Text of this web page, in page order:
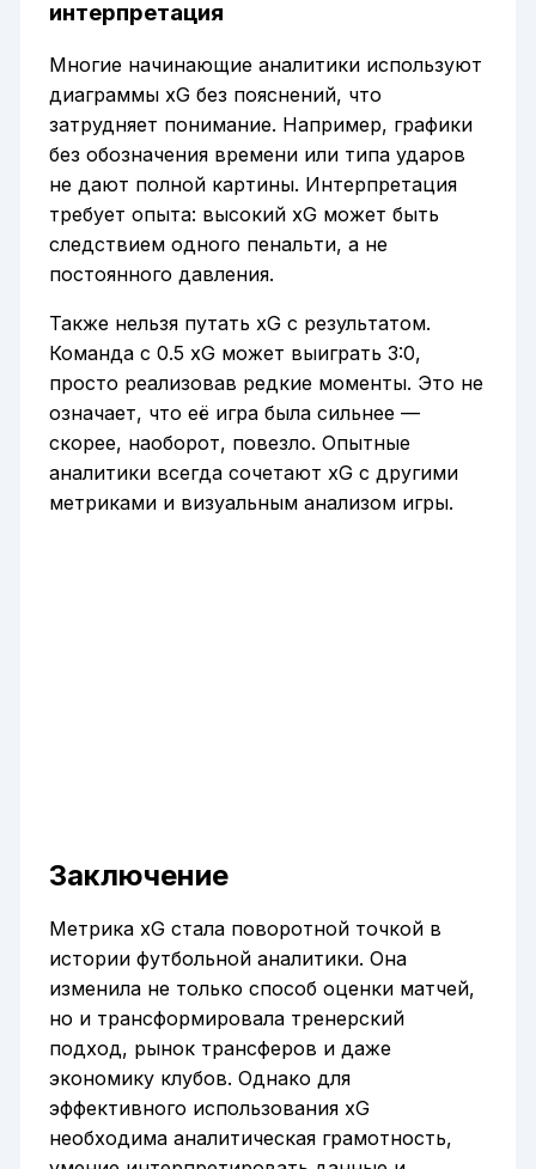
интерпретация
Многие начинающие аналитики используют
диаграммы xG без пояснений, что
затрудняет понимание. Например, графики
без обозначения времени или типа ударов
не дают полной картины. Интерпретация
требует опыта: высокий xG может быть
следствием одного пенальти, а не
постоянного давления.
Также нельзя путать xG с результатом.
Команда с 0.5 xG может выиграть 3:0,
просто реализовав редкие моменты. Это не
означает, что её игра была сильнее —
скорее, наоборот, повезло. Опытные
аналитики всегда сочетают xG с другими
метриками и визуальным анализом игры.
Заключение
Метрика xG стала поворотной точкой в
истории футбольной аналитики. Она
изменила не только способ оценки матчей,
но и трансформировала тренерский
подход, рынок трансферов и даже
экономику клубов. Однако для
эффективного использования xG
необходима аналитическая грамотность,